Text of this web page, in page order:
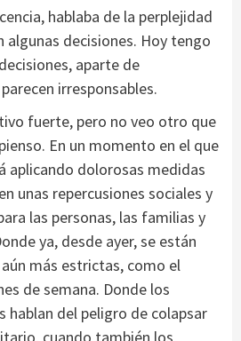
hablaba de la perplejidad
algunas decisiones. Hoy tengo
aparte de
irresponsables.
fuerte, pero no veo otro que
En un momento en el que
aplicando dolorosas medidas
unas repercusiones sociales y
las personas, las familias y
ya, desde ayer, se están
más estrictas, como el
de semana. Donde los
hablan del peligro de colapsar